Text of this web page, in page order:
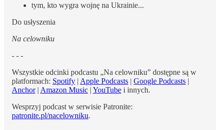
tym, kto wygra wojnę na Ukrainie...
Do usłyszenia
Na celowniku
- - -
Wszystkie odcinki podcastu „Na celowniku” dostępne są w
platformach: Spotify | Apple Podcasts | Google Podcasts |
Anchor| Amazon Music | YouTube i innych.
Wesprzyj podcast w serwisie Patronite:
patronite.pl/nacelowniku.